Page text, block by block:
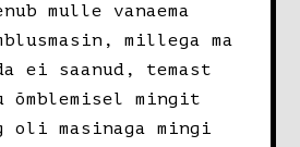
mulle vanaema
millega ma
ei saanud, temast
õmblemisel mingit
oli masinaga mingi